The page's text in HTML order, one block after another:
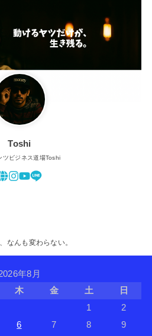
Toshi
ツビジネス道場Toshi
なんも変わらない。
年8月
木 金 土
日
1
2
6 7 8
9